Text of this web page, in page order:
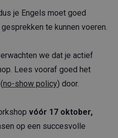
je Engels moet goed
te kunnen voeren.
we dat je actief
Lees vooraf goed het
no-show policy) door.
vóór 17 oktober,
op een succesvolle